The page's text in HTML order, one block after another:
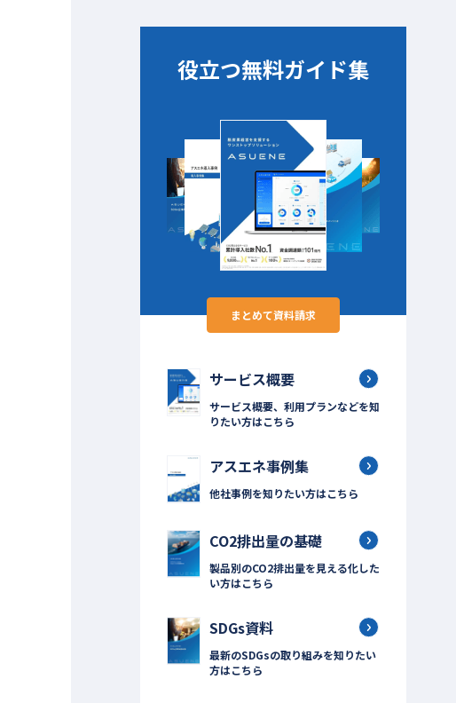
役立つ無料ガイド集​​
まとめて資料請求
サービス概要
サービス概要、利用プランなどを知
りたい方はこちら
アスエネ事例集
他社事例を知りたい方はこちら
CO2排出量の基礎
製品別のCO2排出量を見える化した
い方はこちら
SDGs資料
最新のSDGsの取り組みを知りたい
方はこちら